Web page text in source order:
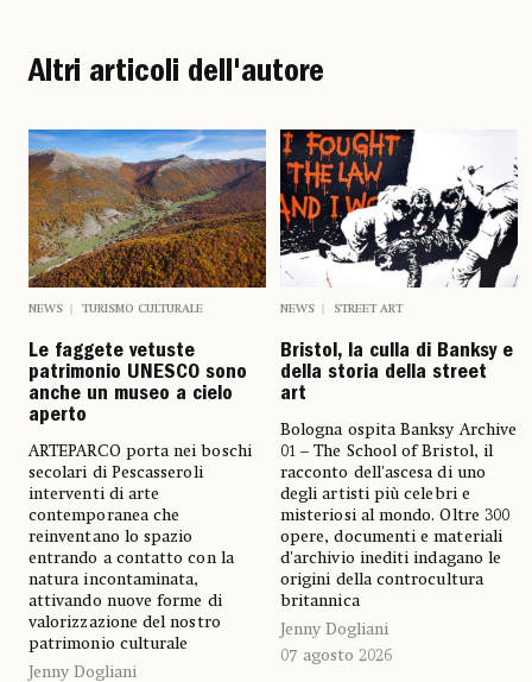
Altri articoli dell'autore
NEWS TURISMO CULTURALE
Le faggete vetuste
patrimonio UNESCO sono
anche un museo a cielo
aperto
ARTEPARCO porta nei boschi
secolari di Pescasseroli
interventi di arte
contemporanea che
reinventano lo spazio
entrando a contatto con la
natura incontaminata,
attivando nuove forme di
valorizzazione del nostro
patrimonio culturale
Jenny Dogliani
NEWS STREET ART
Bristol, la culla di Banksy e
della storia della street
art
Bologna ospita Banksy Archive
01 – The School of Bristol, il
racconto dell'ascesa di uno
degli artisti più celebri e
misteriosi al mondo. Oltre 300
opere, documenti e materiali
d'archivio inediti indagano le
origini della controcultura
britannica
Jenny Dogliani
07 agosto 2026